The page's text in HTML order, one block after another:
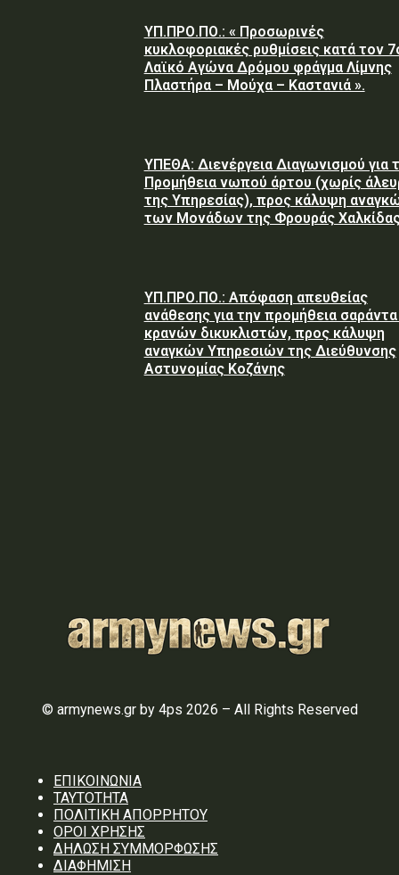
ΥΠ.ΠΡΟ.ΠΟ.: « Προσωρινές
κυκλοφοριακές ρυθμίσεις κατά τον
Λαϊκό Αγώνα Δρόμου φράγμα Λίμνης
Πλαστήρα – Μούχα – Καστανιά ».
ΥΠΕΘΑ: Διενέργεια Διαγωνισμού για
Προμήθεια νωπού άρτου (χωρίς
της Υπηρεσίας), προς κάλυψη
των Μονάδων της Φρουράς
ΥΠ.ΠΡΟ.ΠΟ.: Απόφαση απευθείας
ανάθεσης για την προμήθεια
κρανών δικυκλιστών, προς κάλυψη
αναγκών Υπηρεσιών της Διεύθυνσης
Αστυνομίας Κοζάνης
© armynews.gr by 4ps 2026 – All Rights Reserved
ΕΠΙΚΟΙΝΩΝΙΑ
ΤΑΥΤΟΤΗΤΑ
ΠΟΛΙΤΙΚΗ ΑΠΟΡΡΗΤΟΥ
ΟΡΟΙ ΧΡΗΣΗΣ
ΔΗΛΩΣΗ ΣΥΜΜΟΡΦΩΣΗΣ
ΔΙΑΦΗΜΙΣΗ